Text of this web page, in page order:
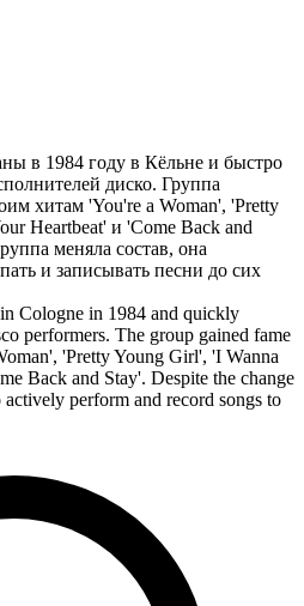
в 1984 году в Кёльне и быстро
диско. Группа
хитам 'You're a Woman', 'Pretty
Heartbeat' и 'Come Back and
меняла состав, она
и записывать песни до сих
Cologne in 1984 and quickly
performers. The group gained fame
'Pretty Young Girl', 'I Wanna
Back and Stay'. Despite the change
perform and record songs to